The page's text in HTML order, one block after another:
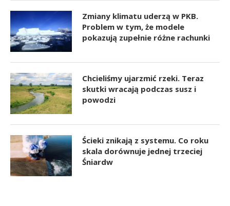
Zmiany klimatu uderzą w PKB.
Problem w tym, że modele
pokazują zupełnie różne rachunki
Chcieliśmy ujarzmić rzeki. Teraz
skutki wracają podczas susz i
powodzi
Ścieki znikają z systemu. Co roku
skala dorównuje jednej trzeciej
Śniardw